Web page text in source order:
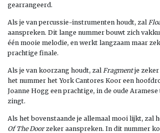
gearrangeerd.
Als je van percussie-instrumenten houdt, zal
aanspreken. Dit lange nummer bouwt zich
één mooie melodie, en werkt langzaam maar
prachtige finale.
Als je van koorzang houdt, zal Fragmentje
het nummer het York Cantores Koor een
Joanne Hogg een prachtige, in de oude
zingt.
Als het bovenstaande je allemaal mooi lijkt, zal
Of The Doorzeker aanspreken. In dit nummer